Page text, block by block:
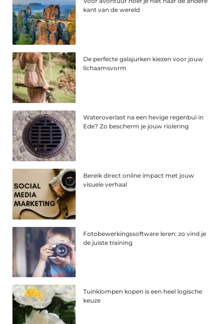
kant van de wereld
De perfecte galajurken kiezen voor jouw
lichaamsvorm
Wateroverlast na een hevige regenbui in
Ede? Zo bescherm je jouw riolering
Bereik direct online impact met jouw
visuele verhaal
Fotobewerkingssoftware leren: zo vind je
de juiste training
Tuinklompen kopen is een heel logische
keuze